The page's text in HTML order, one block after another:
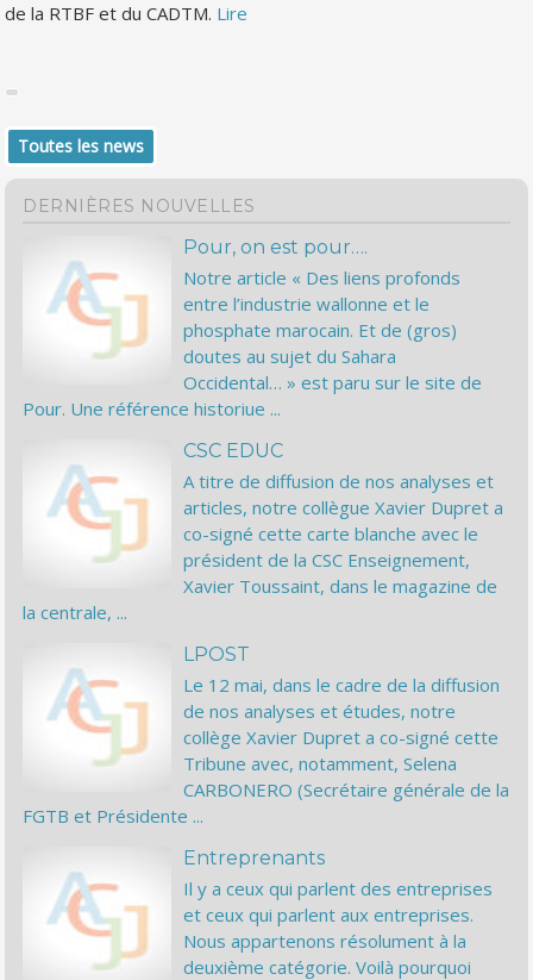
de la RTBF et du CADTM. Lire
Toutes les news
DERNIÈRES NOUVELLES
Pour, on est pour….
Notre article « Des liens profonds
entre l’industrie wallonne et le
phosphate marocain. Et de (gros)
doutes au sujet du Sahara
Occidental… » est paru sur le site de
Pour. Une référence historiue ...
CSC EDUC
A titre de diffusion de nos analyses et
articles, notre collègue Xavier Dupret a
co-signé cette carte blanche avec le
président de la CSC Enseignement,
Xavier Toussaint, dans le magazine de
la centrale, ...
LPOST
Le 12 mai, dans le cadre de la diffusion
de nos analyses et études, notre
collège Xavier Dupret a co-signé cette
Tribune avec, notamment, Selena
CARBONERO (Secrétaire générale de la
FGTB et Présidente ...
Entreprenants
Il y a ceux qui parlent des entreprises
et ceux qui parlent aux entreprises.
Nous appartenons résolument à la
deuxième catégorie. Voilà pourquoi